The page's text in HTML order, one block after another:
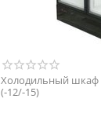
Холодильный шкаф
(-12/-15)